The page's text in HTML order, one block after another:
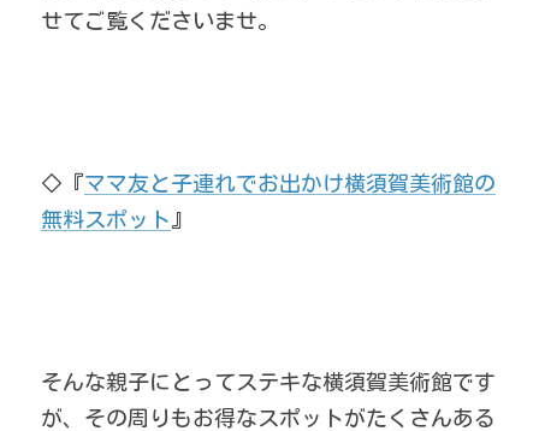
せてご覧くださいませ。
◇『ママ友と子連れでお出かけ横須賀美術館の
無料スポット 』
そんな親子にとってステキな横須賀美術館です
が、その周りもお得なスポットがたくさんある